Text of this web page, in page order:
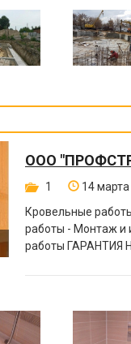
ООО
1 14 марта
Кровельные
работы - Монтаж и
работы ГАРАНТИЯ